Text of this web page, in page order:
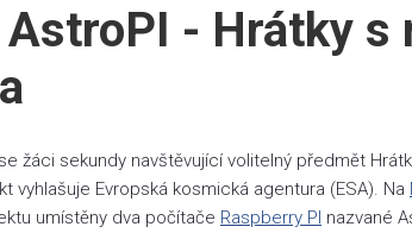
- Hrátky s
žáci sekundy navštěvující volitelný předmět
vyhlašuje Evropská kosmická agentura (ESA). Na
umístěny dva počítače Raspberry PI nazvané